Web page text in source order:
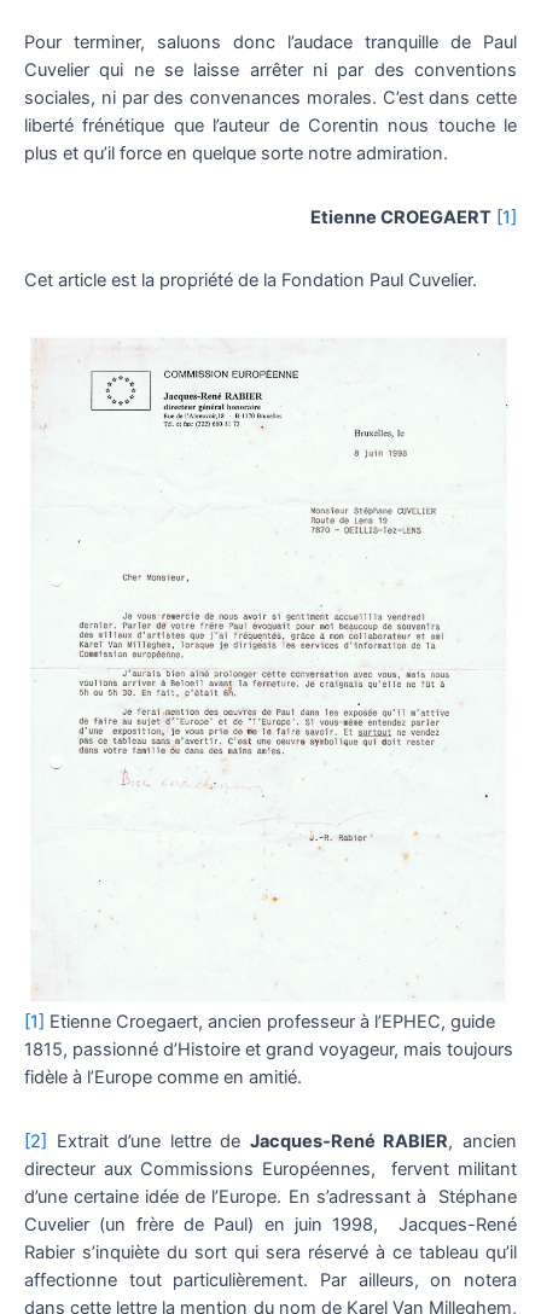
Pour terminer, saluons donc l’audace tranquille de Paul
Cuvelier qui ne se laisse arrêter ni par des conventions
sociales, ni par des convenances morales. C’est dans cette
liberté frénétique que l’auteur de Corentin nous touche le
plus et qu’il force en quelque sorte notre admiration.
Etienne CROEGAERT [1]
Cet article est la propriété de la Fondation Paul Cuvelier.
[1] Etienne Croegaert, ancien professeur à l’EPHEC, guide
1815, passionné d’Histoire et grand voyageur, mais toujours
fidèle à l’Europe comme en amitié.
[2] Extrait d’une lettre de Jacques-René RABIER, ancien
directeur aux Commissions Européennes, fervent militant
d’une certaine idée de l’Europe. En s’adressant à Stéphane
Cuvelier (un frère de Paul) en juin 1998, Jacques-René
Rabier s’inquiète du sort qui sera réservé à ce tableau qu’il
affectionne tout particulièrement. Par ailleurs, on notera
dans cette lettre la mention du nom de Karel Van Milleghem,